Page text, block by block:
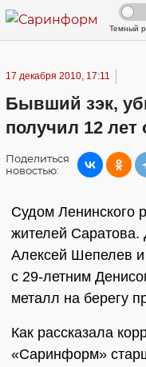
Темный
17 декабря 2010, 17:11
Бывший зэк,
получил 12 лет
Поделиться
новостью:
Судом Ленинского
жителей Саратова.
Алексей Шепелев
с 29-летним
металл на берегу
Как рассказала
«Саринформ»